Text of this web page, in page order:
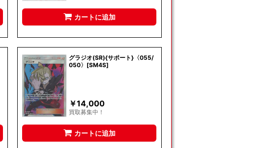
カートに追加
グラジオ(SR){サポート}〈055/
050〉[SM4S]
￥14,000
買取募集中！
カートに追加